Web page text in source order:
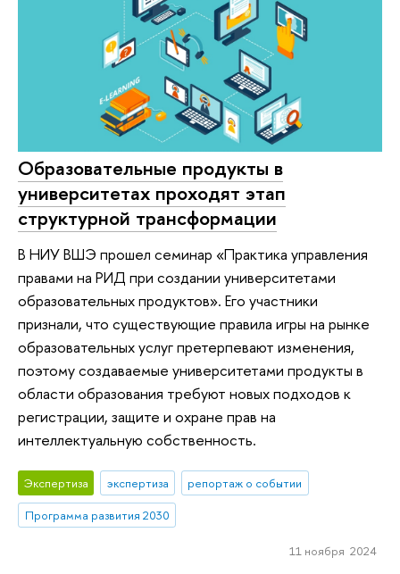
Образовательные продукты в
университетах проходят этап
структурной трансформации
В НИУ ВШЭ прошел семинар «Практика управления
правами на РИД при создании университетами
образовательных продуктов». Его участники
признали, что существующие правила игры на рынке
образовательных услуг претерпевают изменения,
поэтому создаваемые университетами продукты в
области образования требуют новых подходов к
регистрации, защите и охране прав на
интеллектуальную собственность.
Экспертиза экспертиза
репортаж о событии
Программа развития 2030
11 ноября 2024